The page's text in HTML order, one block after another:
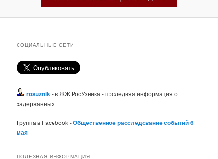
СОЦИАЛЬНЫЕ СЕТИ
rosuznik- в ЖЖ РосУзника - последняя информация о
задержанных
Группа в Facebook -Общественное расследование событий 6
мая
ПОЛЕЗНАЯ ИНФОРМАЦИЯ